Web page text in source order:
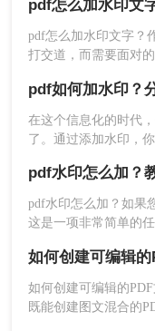
3、在PDF文件中
4、调整文本的大
印。
5、保存带有水印
方法四：使用
Adobe Acrobat
件，它提供了多种
Acrobat Pro添加
操作如下：
1、打开Adobe
水印的PDF文件。
pdf加水印怎么加呢？
同的用户需求。
pdf怎么加水印文
pdf怎么加水印文字？
打交道，而需要面对
常好用的PDF编辑器！
pdf如何加水印？
在这个信息化的时代
了。通过添加水印，
水印是一种有效的手
加水印的方法，一起
pdf水印怎么加？
pdf水印怎么加？如果
这是一项非常简单的
加水印。我们将讨论如
辑器和Microsoft
如何创建可编辑的
既能创建图文混合的